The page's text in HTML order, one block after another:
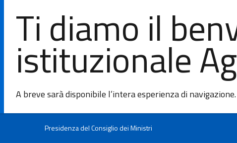
Ti diamo il
istituzionale
A breve sarà disponibile l’intera esperienza di navigazione.
Presidenza del Consiglio dei Ministri